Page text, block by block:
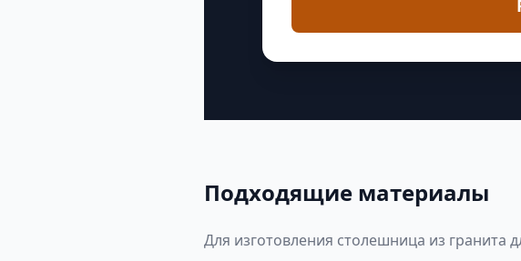
Подходящие материалы
Для изготовления столешница из